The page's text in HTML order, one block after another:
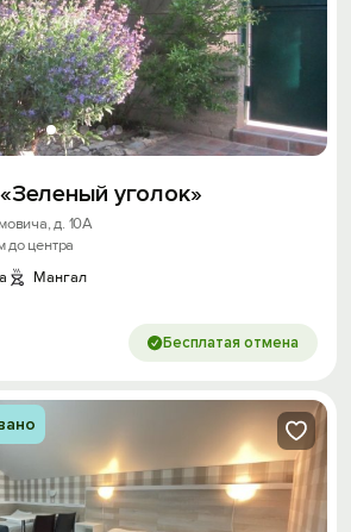
уголок»
д. 10А
до центра
Мангал
Бесплатая отмена